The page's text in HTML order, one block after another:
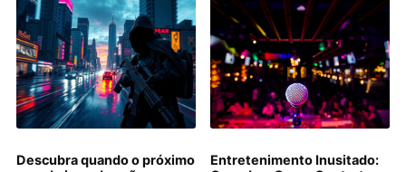
Descubra quando o próximo
Entretenimento Inusitado: